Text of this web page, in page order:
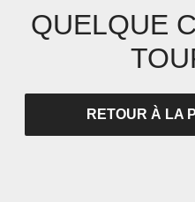
QUELQUE
RETOUR À LA